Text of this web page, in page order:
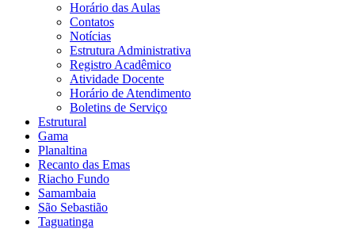
Horário das Aulas
Contatos
Notícias
Estrutura Administrativa
Registro Acadêmico
Atividade Docente
Horário de Atendimento
Boletins de Serviço
Estrutural
Gama
Planaltina
Recanto das Emas
Riacho Fundo
Samambaia
São Sebastião
Taguatinga